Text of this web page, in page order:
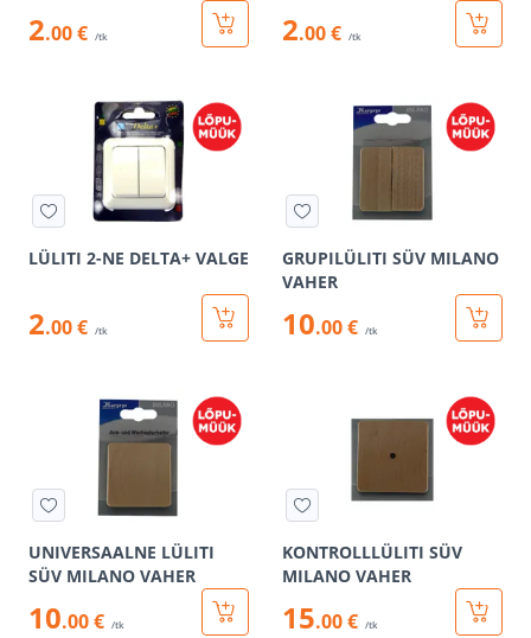
2.00 € /tk 2.00 € /tk
LÜLITI 2-NE DELTA+ VALGE
2.00 € /tk
GRUPILÜLITI SÜV MILANO
VAHER
10.00 € /tk
UNIVERSAALNE LÜLITI
SÜV MILANO VAHER
10.00 € /tk
KONTROLLLÜLITI SÜV
MILANO VAHER
15.00 € /tk